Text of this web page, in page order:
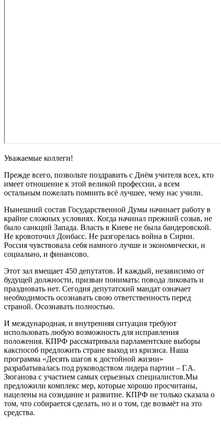
Уважаемые коллеги!
Прежде всего, позвольте поздравить с Днём учителя всех, кто
имеет отношение к этой великой профессии, а всем
остальным пожелать помнить всё лучшее, чему нас учили.
Нынешний состав Государственной Думы начинает работу в
крайне сложных условиях. Когда начинал прежний созыв, не
было санкций Запада. Власть в Киеве не была бандеровской.
Не кровоточил Донбасс. Не разгорелась война в Сирии.
Россия чувствовала себя намного лучше и экономически, и
социально, и финансово.
Этот зал вмещает 450 депутатов. И каждый, независимо от
будущей должности, призван понимать: повода ликовать и
праздновать нет. Сегодня депутатский мандат означает
необходимость осознавать свою ответственность перед
страной. Осознавать полностью.
И международная, и внутренняя ситуация требуют
использовать любую возможность для исправления
положения. КПРФ рассматривала парламентские выборы
какспособ предложить стране выход из кризиса. Наша
программа «Десять шагов к достойной жизни»
разрабатывалась под руководством лидера партии – Г.А.
Зюганова с участием самых серьезных специалистов.Мы
предложили комплекс мер, которые хорошо просчитаны,
нацелены на созидание и развитие. КПРФ не только сказала о
том, что собирается сделать, но и о том, где возьмёт на это
средства.